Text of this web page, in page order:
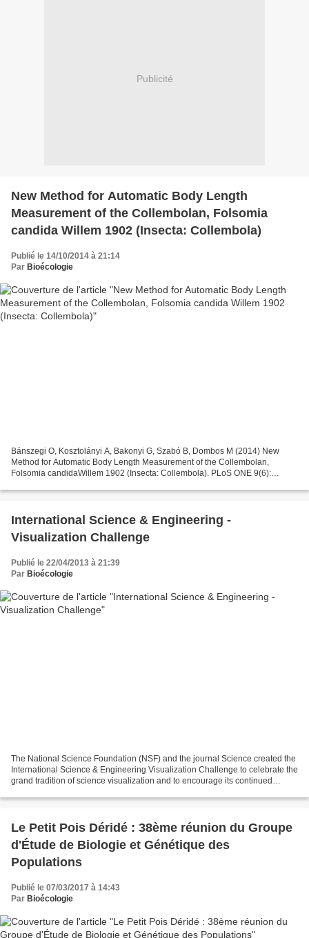
Publicité
New Method for Automatic Body Length
Measurement of the Collembolan, Folsomia
candida Willem 1902 (Insecta: Collembola)
Publié le 14/10/2014 à 21:14
Par Bioécologie
Bánszegi O, Kosztolányi A, Bakonyi G, Szabó B, Dombos M (2014) New
Method for Automatic Body Length Measurement of the Collembolan,
Folsomia candidaWillem 1902 (Insecta: Collembola). PLoS ONE 9(6):
International Science & Engineering -
Visualization Challenge
Publié le 22/04/2013 à 21:39
Par Bioécologie
The National Science Foundation (NSF) and the journal Science created the
International Science & Engineering Visualization Challenge to celebrate the
grand tradition of science visualization and to encourage its continued
Le Petit Pois Déridé : 38ème réunion du Groupe
d'Étude de Biologie et Génétique des
Populations
Publié le 07/03/2017 à 14:43
Par Bioécologie